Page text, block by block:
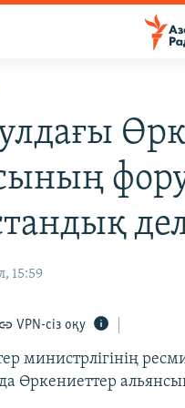
15:59
VPN-сіз оқу
министрлігінің
Өркениеттер